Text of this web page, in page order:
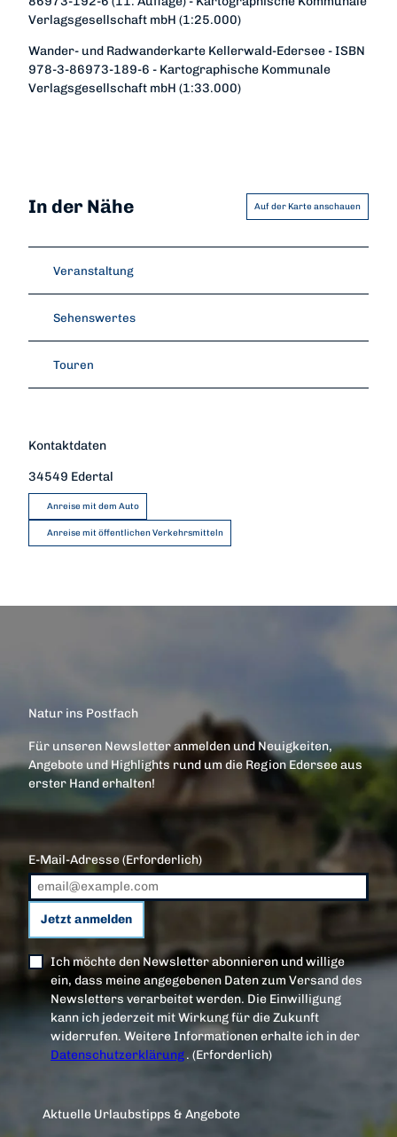
Verlagsgesellschaft mbH (1:25.000)
Wander- und Radwanderkarte Kellerwald-Edersee - ISBN
978-3-86973-189-6 - Kartographische Kommunale
Verlagsgesellschaft mbH (1:33.000)
In der Nähe Auf der Karte anschauen
Veranstaltung
Sehenswertes
Touren
Kontaktdaten
34549 Edertal
Anreise mit dem Auto
Anreise mit öffentlichen Verkehrsmitteln
Natur ins Postfach
Für unseren Newsletter anmelden und Neuigkeiten,
Angebote und Highlights rund um die Region Edersee aus
erster Hand erhalten!
E-Mail-Adresse(Erforderlich)
Jetzt anmelden
Ich möchte den Newsletter abonnieren und willige
ein, dass meine angegebenen Daten zum Versand des
Newsletters verarbeitet werden. Die Einwilligung
kann ich jederzeit mit Wirkung für die Zukunft
widerrufen. Weitere Informationen erhalte ich in der
Datenschutzerklärung.(Erforderlich)
Aktuelle Urlaubstipps & Angebote